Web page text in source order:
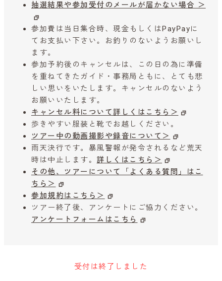
抽選結果や参加受付のメールが届かない場合 ＞
参加費は当日集合時、現金もしくはPayPayに
てお支払い下さい。お釣りのないようお願いし
ます。
参加予約後のキャンセルは、この日の為に準備
を重ねてきたガイド・事務局ともに、とても悲
しい思いをいたします。キャンセルのないよう
お願いいたします。
キャンセル料について詳しくはこちら＞
歩きやすい服装と靴でお越しください。
ツアー中の動画撮影や録音について＞
雨天決行です。暴風警報が発令されるなど荒天
時は中止します。 詳しくはこちら＞
その他、ツアーについて「よくある質問」はこ
ちら＞
参加規約はこちら＞
ツアー終了後、アンケートにご協力ください。
アンケートフォームはこちら
受付は終了しました